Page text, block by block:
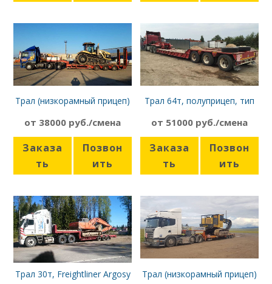
Трал (низкорамный прицеп)
от 38000 руб./смена
Заказа
ть
Позвон
ить
Трал 64т, полуприцеп, тип
от 51000 руб./смена
Заказа
ть
Позвон
ить
Трал 30т, Freightliner Argosy
Трал (низкорамный прицеп)